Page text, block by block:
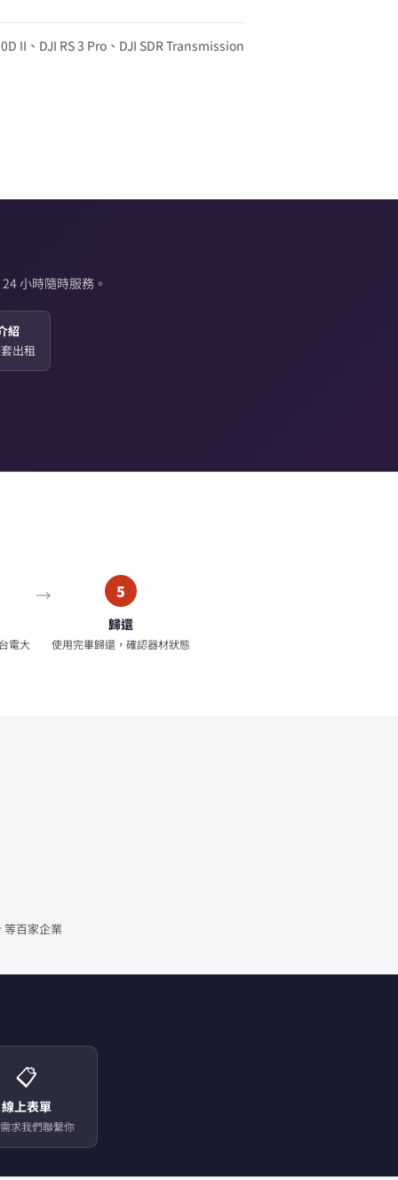
II、DJI RS 3 Pro、DJI SDR Transmission
小時隨時服務。
紹
出租
電大
5
歸還
使用完畢歸還，確認器材狀態
等百家企業
📋
線上表單
求我們聯繫你